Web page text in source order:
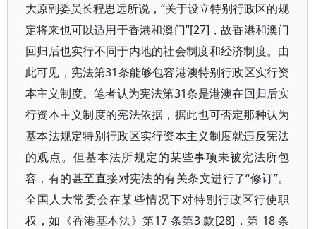
大原副委员长程思远所说，“关于设立特别行政区的规
定将来也可以适用于香港和澳门”[27]，故香港和澳门
回归后也实行不同于内地的社会制度和经济制度。由
此可见，宪法第31条能够包容港澳特别行政区实行资
本主义制度。笔者认为宪法第31条是港澳在回归后实
行资本主义制度的宪法依据，据此也可否定那种认为
基本法规定特别行政区实行资本主义制度就违反宪法
的观点。但基本法所规定的某些事项未被宪法所包
容，有的甚至直接对宪法的有关条文进行了“修订”。
全国人大常委会在某些情况下对特别行政区行使职
权，如《香港基本法》第17 条第3 款[28]，第 18 条